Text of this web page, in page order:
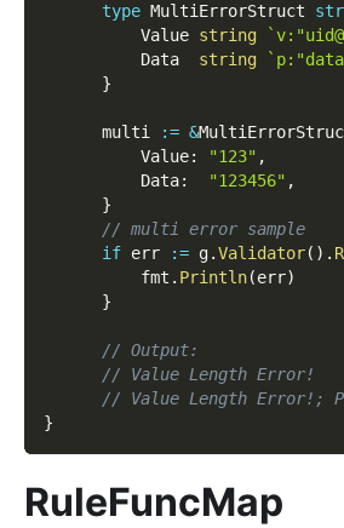
type MultiErrorStruct
          Value
string
          Data
string
}
      multi
:= &
          Value
: "123" ,
          Data
: "123456" ,
}
// multi error sample
if err := g.Validator( ) .
          fmt
. Println(err)
}
// Output:
// Value Length Error!
// Value Length Error!;
}
RuleFuncMap